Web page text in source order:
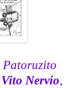
Patoruzito
Vito Nervio,